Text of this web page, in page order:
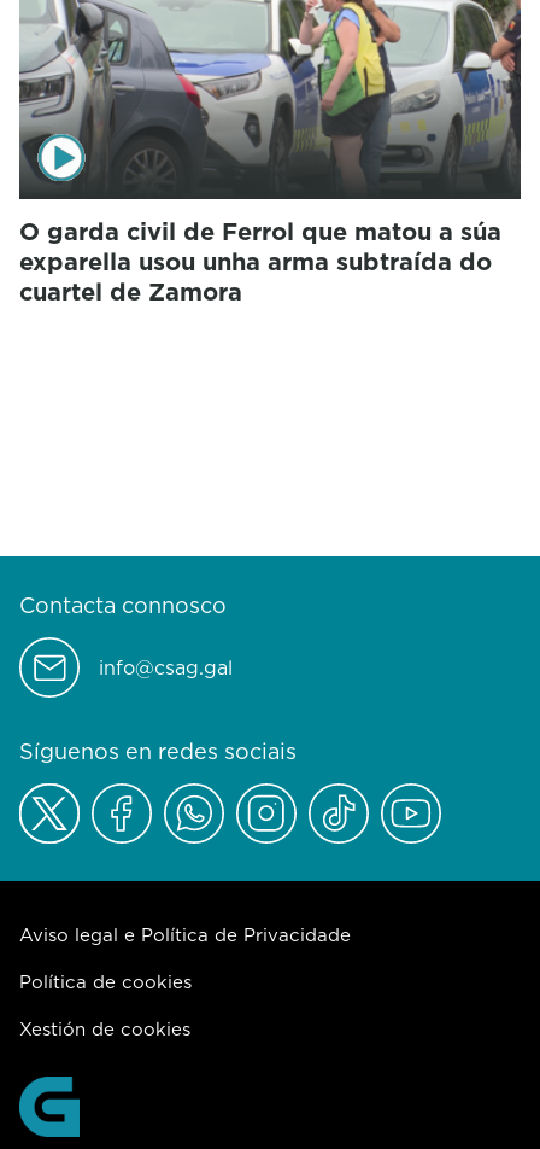
O garda civil de Ferrol que matou a súa
exparella usou unha arma subtraída do
cuartel de Zamora
Contacta connosco
info@csag.gal
Síguenos en redes sociais
Aviso legal e Política de Privacidade
Política de cookies
Xestión de cookies